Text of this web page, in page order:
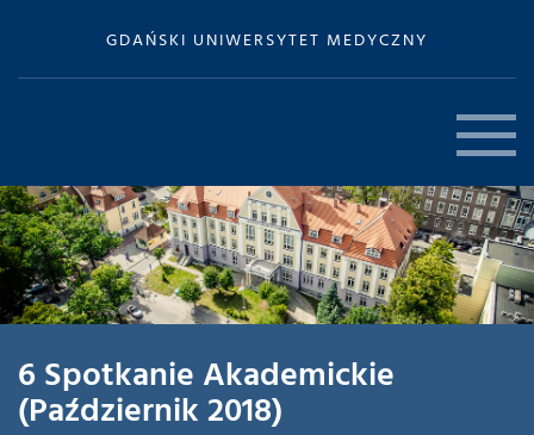
GDAŃSKI UNIWERSYTET MEDYCZNY
6 Spotkanie Akademickie
(Październik 2018)